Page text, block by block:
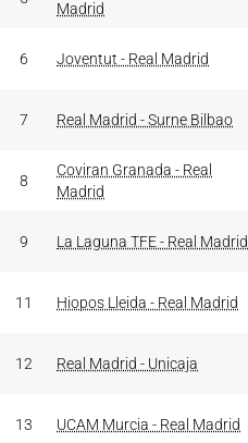
Madrid
6 Joventut - Real Madrid
7 Real Madrid - Surne Bilbao
8
Coviran Granada - Real
Madrid
9 La Laguna TFE - Real Madrid
11 Hiopos Lleida - Real Madrid
12 Real Madrid - Unicaja
13 UCAM Murcia - Real Madrid